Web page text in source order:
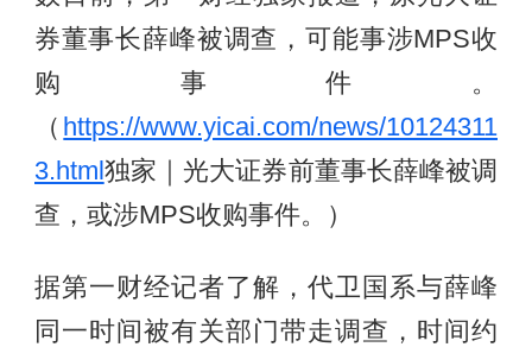
券董事长薛峰被调查，可能事涉MPS收
购事件。
（ https://www.yicai.com/news/10124311
3.html 独家｜光大证券前董事长薛峰被调
查，或涉MPS收购事件。）
据第一财经记者了解，代卫国系与薛峰
同一时间被有关部门带走调查，时间约